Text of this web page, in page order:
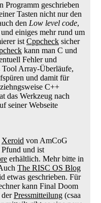
Programm geschrieben
Tasten nicht nur den
den Low level code,
und einiges mehr rund um
ist Cppcheck sicher
kann man C und
Fehler und
Tool Array-Überläufe,
und damit für
C++
das Werkzeug nach
seiner Webseite
Xeroid von AmCoG
und ist
erhältlich. Mehr bitte in
The RISC OS Blog
etwas geschrieben. Für
kann Final Doom
derPressmitteilung (csaa